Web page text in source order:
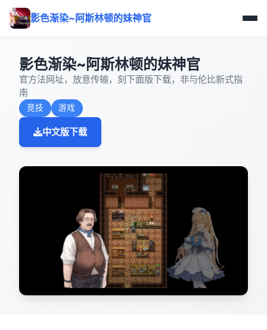
影色渐染~阿斯林顿的妹神官
影色渐染~阿斯林顿的妹神官
官方法网址，放意传输，刻下面版下载，非与伦比新式指
南
竞技 游戏
中文版下载